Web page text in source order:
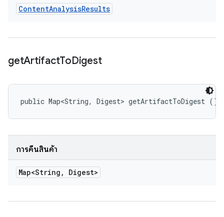
ContentAnalysisResults
getArtifactToDigest
public Map<String, Digest> getArtifactToDigest ()
การคืนสินค้า
Map<String , Digest>